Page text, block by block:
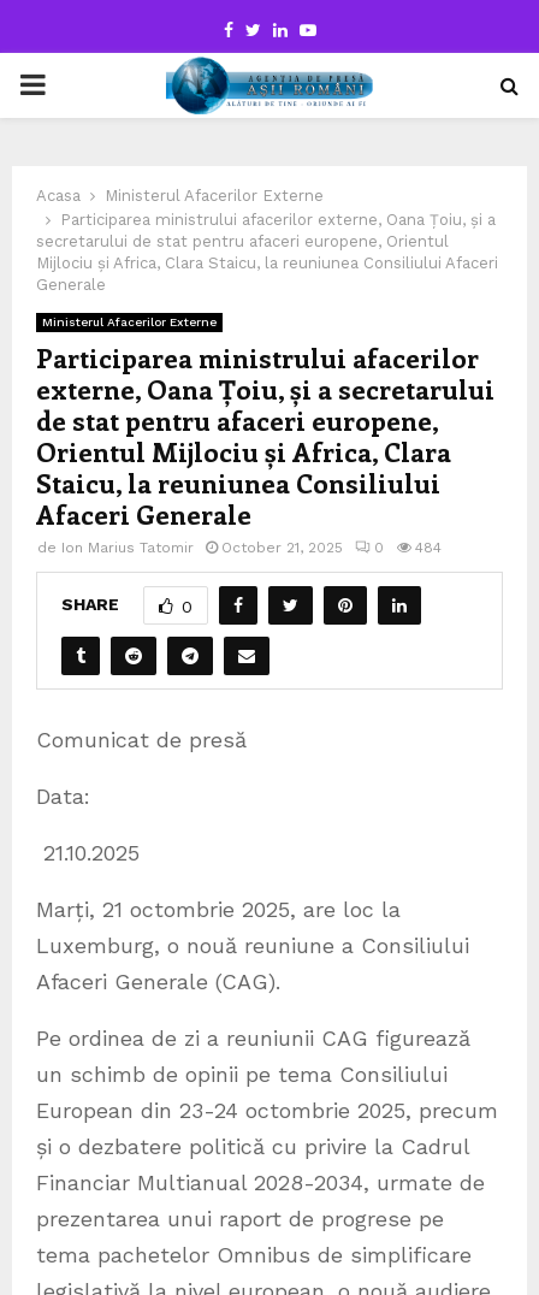
Facebook
TwitterLinkedinYoutube
PRIMARY
Acasa
Ministerul Afacerilor Externe
Participarea ministrului afacerilor externe, Oana Țoiu, și a
secretarului de stat pentru afaceri europene, Orientul
Mijlociu și Africa, Clara Staicu, la reuniunea Consiliului Afaceri
Generale
Ministerul Afacerilor Externe
Participarea ministrului afacerilor
externe, Oana Țoiu, și a secretarului
de stat pentru afaceri europene,
Orientul Mijlociu și Africa, Clara
Staicu, la reuniunea Consiliului
Afaceri Generale
de Ion Marius Tatomir October 21, 2025 0 484
SHARE 0
Comunicat de presă
Data:
21.10.2025
Marți, 21 octombrie 2025, are loc la
Luxemburg, o nouă reuniune a Consiliului
Afaceri Generale (CAG).
Pe ordinea de zi a reuniunii CAG figurează
un schimb de opinii pe tema Consiliului
European din 23-24 octombrie 2025, precum
și o dezbatere politică cu privire la Cadrul
Financiar Multianual 2028-2034, urmate de
prezentarea unui raport de progrese pe
tema pachetelor Omnibus de simplificare